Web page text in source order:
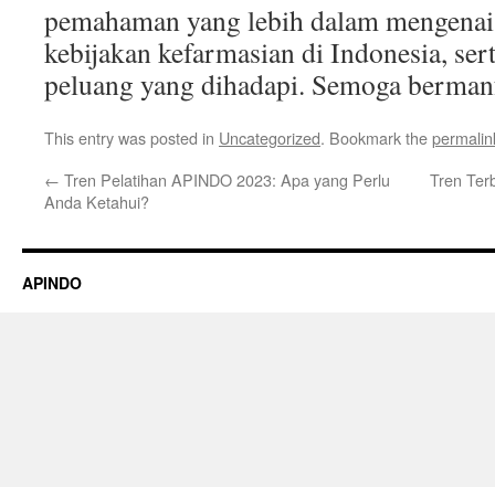
pemahaman yang lebih dalam
kebijakan kefarmasian di Indonesia,
peluang yang dihadapi. Semoga
This entry was posted in Uncategorized. Bookmark the
← Tren Pelatihan APINDO 2023: Apa yang Perlu
Anda Ketahui?
Tren
APINDO